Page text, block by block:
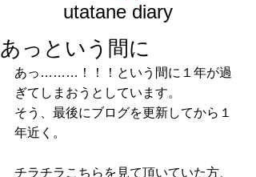
utatane diary
あっという間に
あっ………！！！という間に１年が過
ぎてしまおうとしています。
そう、最後にブログを更新してから１
年近く。
チラチラこちらを見て頂いていた方、